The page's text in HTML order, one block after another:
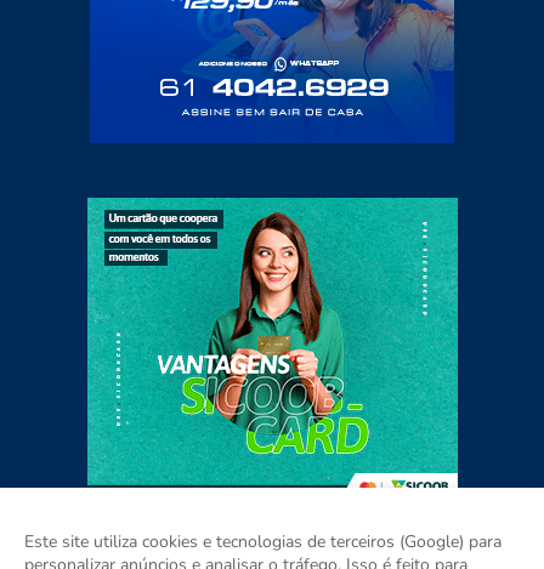
Este site utiliza cookies e tecnologias de terceiros (Google) para